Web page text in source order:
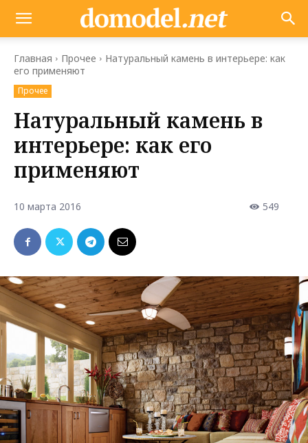
Главная Прочее
Натуральный камень в интерьере: как
его применяют
Прочее
Натуральный камень в
интерьере: как его
применяют
10 марта 2016 549